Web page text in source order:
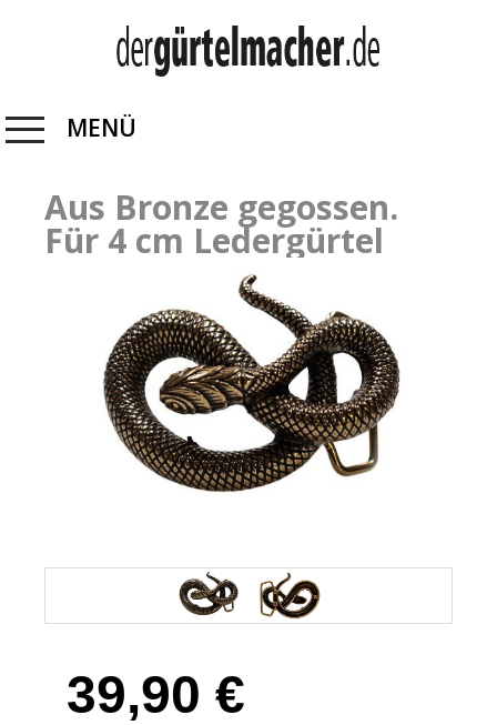
MENÜ
Aus Bronze gegossen.
Für 4 cm Ledergürtel
39,90 €